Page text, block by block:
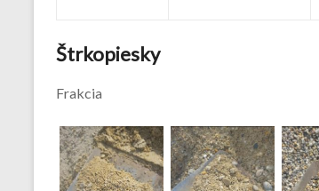
Štrkopiesky
Frakcia